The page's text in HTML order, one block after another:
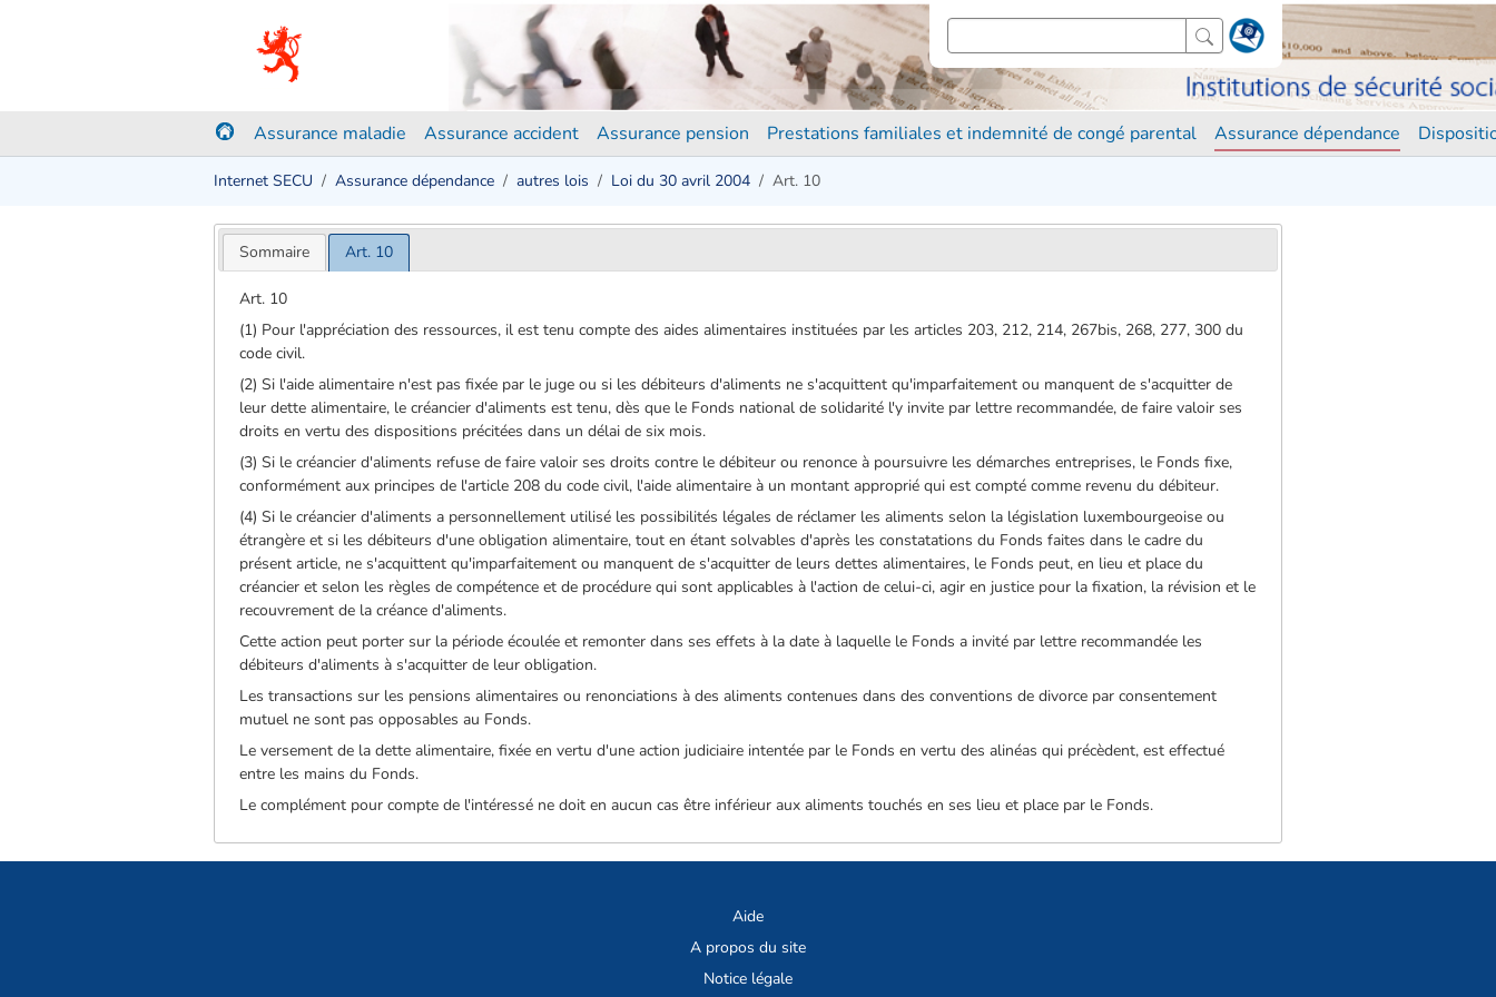
Assurance maladie Assurance accident Assurance pension Prestations familiales et indemnité de congé parental Assurance dépendance
Internet SECU Assurance dépendance autres lois Loi du 30 avril 2004 Art. 10
Sommaire Art. 10
Art. 10
(1) Pour l'appréciation des ressources, il est tenu compte des aides alimentaires instituées par les articles 203, 212, 214, 267bis, 268, 277, 300 du
code civil.
(2) Si l'aide alimentaire n'est pas fixée par le juge ou si les débiteurs d'aliments ne s'acquittent qu'imparfaitement ou manquent de s'acquitter de
leur dette alimentaire, le créancier d'aliments est tenu, dès que le Fonds national de solidarité l'y invite par lettre recommandée, de faire valoir ses
droits en vertu des dispositions précitées dans un délai de six mois.
(3) Si le créancier d'aliments refuse de faire valoir ses droits contre le débiteur ou renonce à poursuivre les démarches entreprises, le Fonds fixe,
conformément aux principes de l'article 208 du code civil, l'aide alimentaire à un montant approprié qui est compté comme revenu du débiteur.
(4) Si le créancier d'aliments a personnellement utilisé les possibilités légales de réclamer les aliments selon la législation luxembourgeoise ou
étrangère et si les débiteurs d'une obligation alimentaire, tout en étant solvables d'après les constatations du Fonds faites dans le cadre du
présent article, ne s'acquittent qu'imparfaitement ou manquent de s'acquitter de leurs dettes alimentaires, le Fonds peut, en lieu et place du
créancier et selon les règles de compétence et de procédure qui sont applicables à l'action de celui-ci, agir en justice pour la fixation, la révision et le
recouvrement de la créance d'aliments.
Cette action peut porter sur la période écoulée et remonter dans ses effets à la date à laquelle le Fonds a invité par lettre recommandée les
débiteurs d'aliments à s'acquitter de leur obligation.
Les transactions sur les pensions alimentaires ou renonciations à des aliments contenues dans des conventions de divorce par consentement
mutuel ne sont pas opposables au Fonds.
Le versement de la dette alimentaire, fixée en vertu d'une action judiciaire intentée par le Fonds en vertu des alinéas qui précèdent, est effectué
entre les mains du Fonds.
Le complément pour compte de l'intéressé ne doit en aucun cas être inférieur aux aliments touchés en ses lieu et place par le Fonds.
Aide
A propos du site
Notice légale